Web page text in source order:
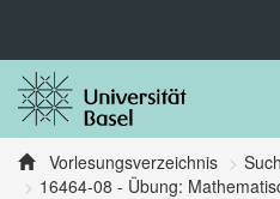
Vorlesungsverzeichnis
16464-08 - Übung: